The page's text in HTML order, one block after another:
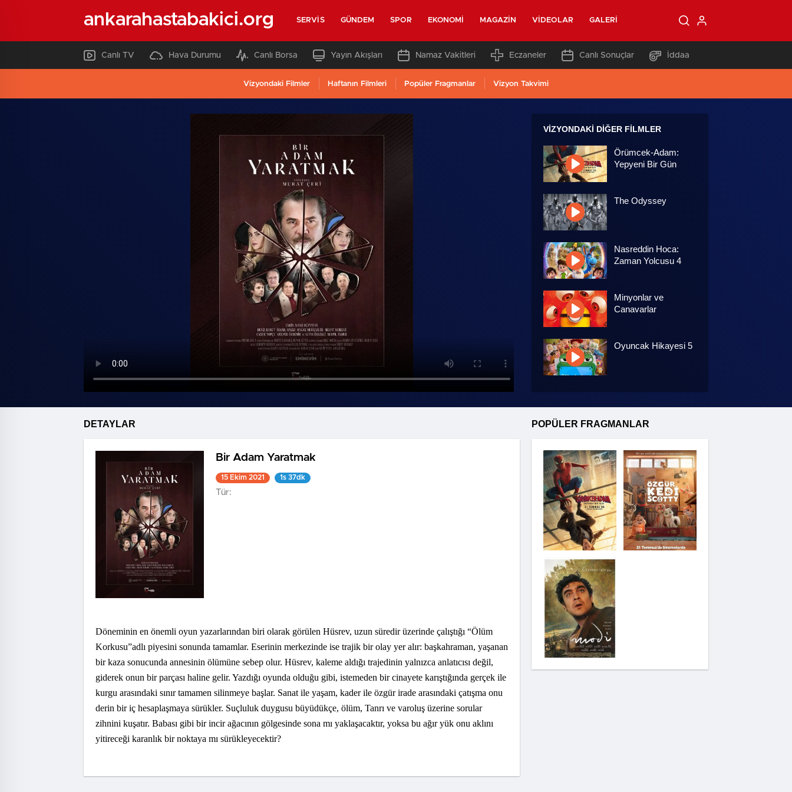
ankarahastabakici.org SERVIS GÜNDEM SPOR EKONOMI MAGAZIN VIDEOLAR GALERI
Canlı TV Hava Durumu Canlı Borsa Yayın Akışları Namaz Vakitleri Eczaneler Canlı Sonuçlar İddaa
Vizyondaki Filmler Haftanın Filmleri Popüler Fragmanlar Vizyon Takvimi
VIZYONDAKI DIĞER FILMLER
Örümcek-Adam:
Yepyeni Bir Gün
The Odyssey
Nasreddin Hoca:
Zaman Yolcusu 4
Minyonlar ve
Canavarlar
Oyuncak Hikayesi 5
Hannas 3
Saplantı
Modi: Deliliğin
Kanadında Üç Gün
DETAYLAR
Bir Adam Yaratmak
15 Ekim 2021 1s 37dk
Tür:
Döneminin en önemli oyun yazarlarından biri olarak görülen Hüsrev, uzun süredir üzerinde çalıştığı “Ölüm
Korkusu”adlı piyesini sonunda tamamlar. Eserinin merkezinde ise trajik bir olay yer alır: başkahraman, yaşanan
bir kaza sonucunda annesinin ölümüne sebep olur. Hüsrev, kaleme aldığı trajedinin yalnızca anlatıcısı değil,
giderek onun bir parçası haline gelir. Yazdığı oyunda olduğu gibi, istemeden bir cinayete karıştığında gerçek ile
kurgu arasındaki sınır tamamen silinmeye başlar. Sanat ile yaşam, kader ile özgür irade arasındaki çatışma onu
derin bir iç hesaplaşmaya sürükler. Suçluluk duygusu büyüdükçe, ölüm, Tanrı ve varoluş üzerine sorular
zihnini kuşatır. Babası gibi bir incir ağacının gölgesinde sona mı yaklaşacaktır, yoksa bu ağır yük onu aklını
yitireceği karanlık bir noktaya mı sürükleyecektir?
POPÜLER FRAGMANLAR